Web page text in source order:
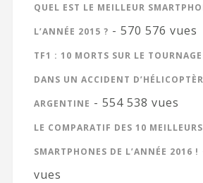
QUEL EST LE MEILLEUR
L’ANNÉE 2015 ? - 570 576 vues
TF1 : 10 MORTS SUR LE
DANS UN ACCIDENT
ARGENTINE - 554 538 vues
LE COMPARATIF DES 10 MEILLEURS
SMARTPHONES DE L’ANNÉE 2016 !
vues